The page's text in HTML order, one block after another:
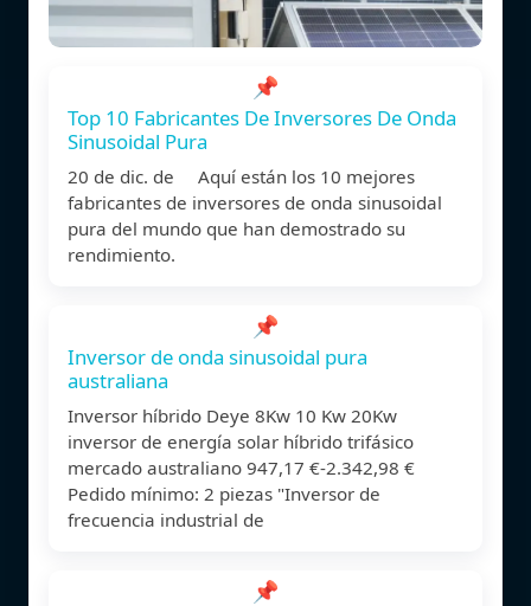
📌
Top 10 Fabricantes De Inversores De Onda
Sinusoidal Pura
20 de dic. de Aquí están los 10 mejores
fabricantes de inversores de onda sinusoidal
pura del mundo que han demostrado su
rendimiento.
📌
Inversor de onda sinusoidal pura
australiana
Inversor híbrido Deye 8Kw 10 Kw 20Kw
inversor de energía solar híbrido trifásico
mercado australiano 947,17 €-2.342,98 €
Pedido mínimo: 2 piezas "Inversor de
frecuencia industrial de
📌